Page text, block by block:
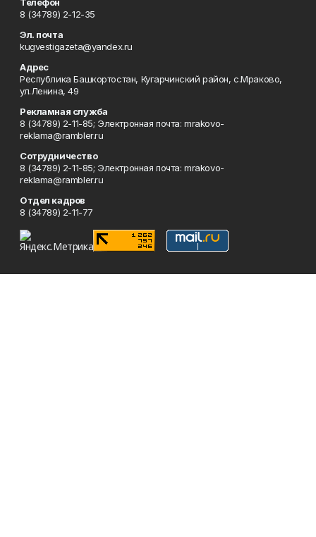
8 (34789) 2-12-35
Эл. почта
kugvestigazeta@yandex.ru
Адрес
Республика Башкортостан, Кугарчинский район, с.Мраково,
ул.Ленина, 49
Рекламная служба
8 (34789) 2-11-85; Электронная почта: mrakovo-
reklama@rambler.ru
Сотрудничество
8 (34789) 2-11-85; Электронная почта: mrakovo-
reklama@rambler.ru
Отдел кадров
8 (34789) 2-11-77